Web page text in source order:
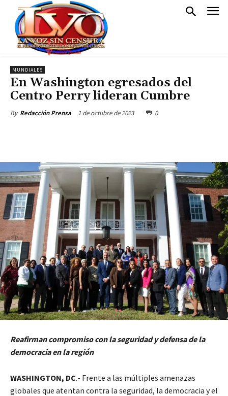
MUNDIALES
En Washington egresados del
Centro Perry lideran Cumbre
By Redacción Prensa 1 de octubre de 2023 0
Reafirman compromiso con la seguridad y defensa de la
democracia en la región
WASHINGTON, DC.- Frente a las múltiples amenazas
globales que atentan contra la seguridad, la democracia y el